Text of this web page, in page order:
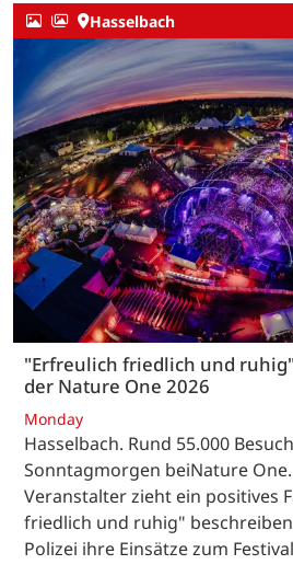
Hasselbach
"Erfreulich friedlich und
der Nature One 2026
Monday
Hasselbach. Rund 55.000
Sonntagmorgen beiNature
Veranstalter zieht ein positives
friedlich und ruhig"
Polizei ihre Einsätze zum